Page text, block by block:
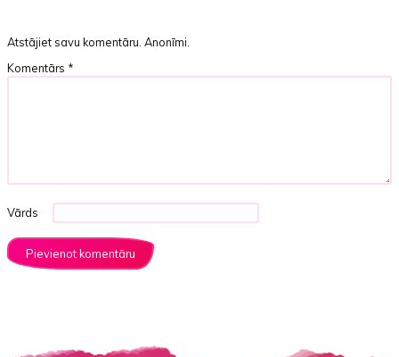
Atstājiet savu komentāru. Anonīmi.
Komentārs *
Vārds